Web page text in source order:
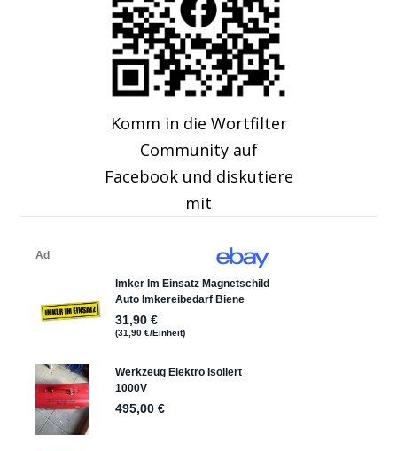
Komm in die Wortfilter
Community auf
Facebook und diskutiere
mit